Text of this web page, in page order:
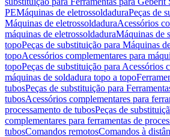
PEMáquinas de eletrossoldaduraPeças de
Máquinas de eletrossoldaduraAcessórios
máquinas de eletrossoldaduraMáquinas de
topoPeças de substituição para Máquinas
topoAcessórios complementares para
topoPeças de substituição para Acessórios
máquinas de soldadura topo a topo
tubosPeças de substituição para
tubosAcessórios complementares para
processamento de tubosPeças de
complementares para ferramentas de
tubosComandos remotosComandos à